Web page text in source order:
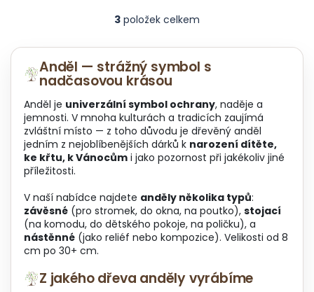
O
l
á
d
c
í
p
r
v
v
ý
p
i
3 položek celkem
Anděl — strážný symbol s
nadčasovou krásou
Anděl je univerzální symbol ochrany, naděje a
jemnosti. V mnoha kulturách a tradicích zaujímá
zvláštní místo — z toho důvodu je dřevěný anděl
jedním z nejoblíbenějších dárků k narození dítěte,
ke křtu, k Vánocům i jako pozornost při jakékoliv jiné
příležitosti.
V naší nabídce najdete anděly několika typů:
závěsné (pro stromek, do okna, na poutko), stojací
(na komodu, do dětského pokoje, na poličku), a
nástěnné (jako reliéf nebo kompozice). Velikosti od 8
cm po 30+ cm.
Z jakého dřeva anděly vyrábíme